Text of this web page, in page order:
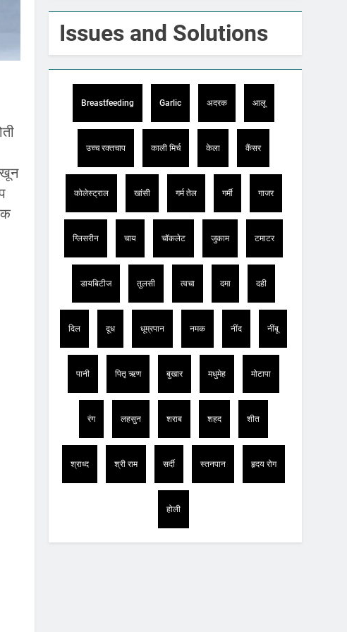
खून
Issues and Solutions
Breastfeeding Garlic अदरक आलू
उच्च रक्तचाप काली मिर्च केला कैंसर
कोलेस्ट्राल खांसी गर्म तेल गर्मी गाजर
ग्लिसरीन चाय चॉकलेट जुकाम टमाटर
डायबिटीज तुलसी त्वचा दमा दही
दिल दूध धूम्रपान नमक नींद नींबू
पानी पितृ ऋण बुखार मधुमेह मोटापा
रंग लहसुन शराब शहद शीत
श्राध्द श्री राम सर्दी स्तनपान हृदय रोग
होली